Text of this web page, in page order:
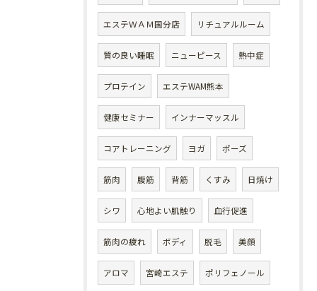
エステＷＡＭ国分店 リチュアルルーム
質の良い睡眠 ニューピース 熱中症
プロテイン エステWAM熊本
健康セミナー インナーマッスル
コアトレーニング ヨガ ポーズ
筋肉 腹筋 背筋 くすみ 日焼け
シワ 心地よい肌触り 血行促進
筋肉の疲れ ボディ 脱毛 美顔
アロマ 宮崎エステ ポリフェノール